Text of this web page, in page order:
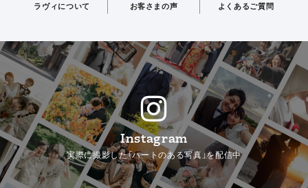
ラヴィについて お客さまの声 よくあるご質問
Instagram
実際に撮影した「ハートのある写真」を配信中